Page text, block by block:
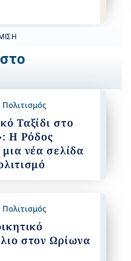
Πολιτισμός
Ταξίδι στο
Η Ρόδος
νέα σελίδα
Πολιτισμός
στον Ωρίωνα